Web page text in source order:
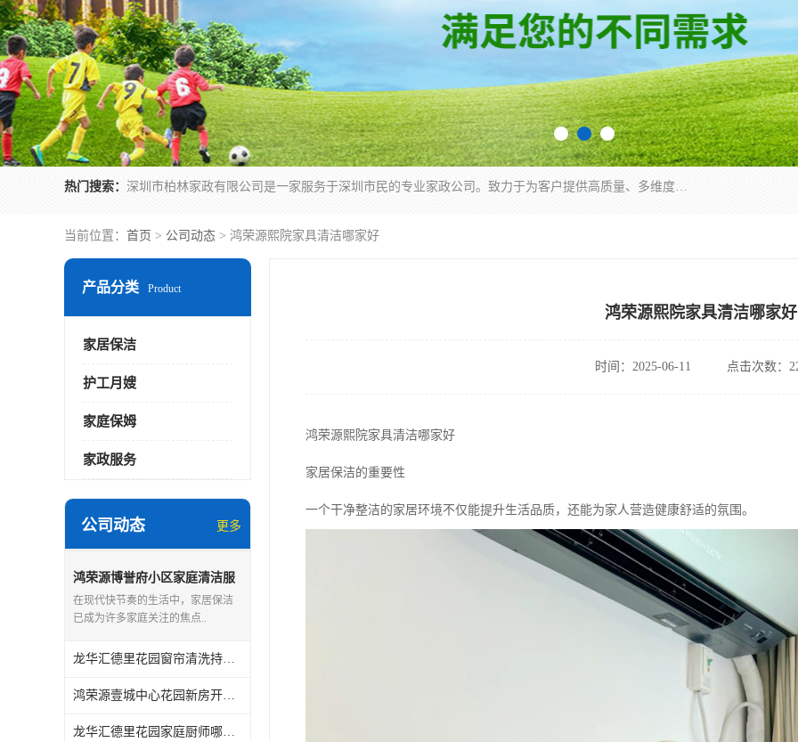
热门搜索： 深圳市柏林家政有限公司是一家服务于深圳市民的专业家政公司。致力于为客户提供高质量、多维度的家庭服务，包括养老、母婴、月嫂育婴早教、康复理疗、家电清洗和保洁等方面的专业服务。
当前位置： 首页 > 公司动态 > 鸿荣源熙院家具清洁哪家好
产品分类 Product
家居保洁
护工月嫂
家庭保姆
家政服务
公司动态 更多
鸿荣源博誉府小区家庭清洁服
务怎么样
在现代快节奏的生活中，家居保洁
已成为许多家庭关注的焦点..
龙华汇德里花园窗帘清洗持证上岗
鸿荣源壹城中心花园新房开荒保洁怎么样
龙华汇德里花园家庭厨师哪家好
鸿荣源熙院家具清洁哪家好
时间：2025-06-11 点击次数：
鸿荣源熙院家具清洁哪家好
家居保洁的重要性
一个干净整洁的家居环境不仅能提升生活品质，还能为家人营造健康舒适的氛围。